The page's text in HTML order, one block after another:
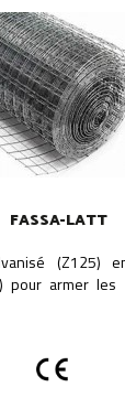
FASSA-LATT
(Z125)
pour armer les